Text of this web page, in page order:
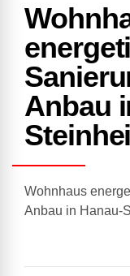
Anbau
Wohnhaus
Anbau in Hanau-